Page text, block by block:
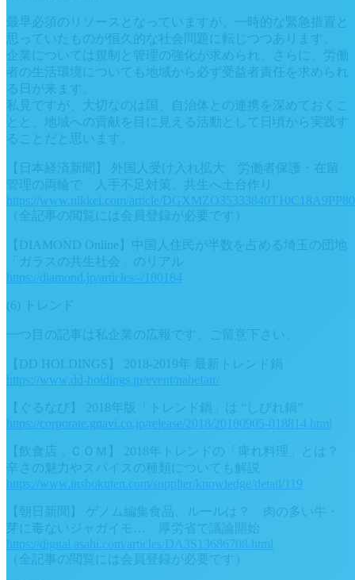
最早必須のリソースとなっていますが、一時的な緊急措置と
思っていたものが恒久的な社会問題に転じつつあります。
企業については規制と管理の強化が求められ、さらに、労働
者の生活環境についても地域から必ず受益者責任を求められ
る日が来ます。
私見ですが、大切なのは国、自治体との連携を深めておくこ
とと、地域への貢献を目に見える活動として日頃から実践す
ることだと思います。
【日本経済新聞】 外国人受け入れ拡大 労働者保護・在留
管理の両輪で 人手不足対策、共生へ土台作り
https://www.nikkei.com/article/
（全記事の閲覧には会員登録が必要です）
【DIAMOND Online】中国人住民が半数を占める埼玉の団地
「ガラスの共生社会」のリアル
https://diamond.jp/articles/-/180184
(6) トレンド
一つ目の記事は私企業の広報です。ご留意下さい。
【DD HOLDINGS】 2018-2019年 最新トレンド鍋
https://www.dd-holdings.jp/event/nabefair/
【ぐるなび】 2018年版「トレンド鍋」は “しびれ鍋”
https://corporate.gnavi.co.jp/release/2018/20180905-018814.html
【飲食店．ＣＯＭ】 2018年トレンドの「痺れ料理」とは？
辛さの魅力やスパイスの種類についても解説
https://www.inshokuten.com/supplier/knowledge/detail/119
【朝日新聞】 ゲノム編集食品、ルールは？ 肉の多い牛・
芽に毒ないジャガイモ… 厚労省で議論開始
https://digital.asahi.com/articles/DA3S13686708.html
（全記事の閲覧には会員登録が必要です）